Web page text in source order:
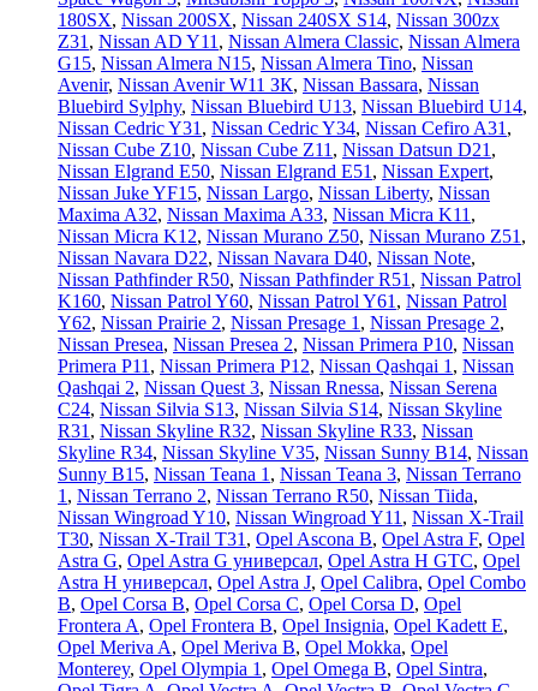
180SX, Nissan 200SX, Nissan 240SX S14, Nissan 300zx
Z31, Nissan AD Y11, Nissan Almera Classic, Nissan Almera
G15, Nissan Almera N15, Nissan Almera Tino, Nissan
Avenir, Nissan Avenir W11 ЗК, Nissan Bassara, Nissan
Bluebird Sylphy, Nissan Bluebird U13, Nissan Bluebird U14,
Nissan Cedric Y31, Nissan Cedric Y34, Nissan Cefiro A31,
Nissan Cube Z10, Nissan Cube Z11, Nissan Datsun D21,
Nissan Elgrand E50, Nissan Elgrand E51, Nissan Expert,
Nissan Juke YF15, Nissan Largo, Nissan Liberty, Nissan
Maxima A32, Nissan Maxima A33, Nissan Micra K11,
Nissan Micra K12, Nissan Murano Z50, Nissan Murano Z51,
Nissan Navara D22, Nissan Navara D40, Nissan Note,
Nissan Pathfinder R50, Nissan Pathfinder R51, Nissan Patrol
K160, Nissan Patrol Y60, Nissan Patrol Y61, Nissan Patrol
Y62, Nissan Prairie 2, Nissan Presage 1, Nissan Presage 2,
Nissan Presea, Nissan Presea 2, Nissan Primera P10, Nissan
Primera P11, Nissan Primera P12, Nissan Qashqai 1, Nissan
Qashqai 2, Nissan Quest 3, Nissan Rnessa, Nissan Serena
C24, Nissan Silvia S13, Nissan Silvia S14, Nissan Skyline
R31, Nissan Skyline R32, Nissan Skyline R33, Nissan
Skyline R34, Nissan Skyline V35, Nissan Sunny B14, Nissan
Sunny B15, Nissan Teana 1, Nissan Teana 3, Nissan Terrano
1, Nissan Terrano 2, Nissan Terrano R50, Nissan Tiida,
Nissan Wingroad Y10, Nissan Wingroad Y11, Nissan X-Trail
T30, Nissan X-Trail T31, Opel Ascona B, Opel Astra F, Opel
Astra G, Opel Astra G универсал, Opel Astra H GTC, Opel
Astra H универсал, Opel Astra J, Opel Calibra, Opel Combo
B, Opel Corsa B, Opel Corsa C, Opel Corsa D, Opel
Frontera A, Opel Frontera B, Opel Insignia, Opel Kadett E,
Opel Meriva A, Opel Meriva B, Opel Mokka, Opel
Monterey, Opel Olympia 1, Opel Omega B, Opel Sintra,